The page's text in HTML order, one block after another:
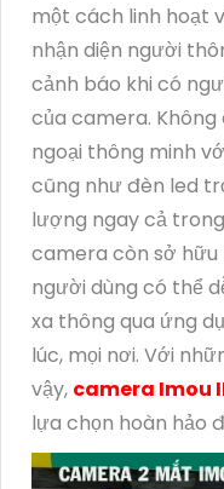
một cách linh hoạt
nhận diện người
cảnh báo khi có
của camera.
ngoại thông minh
cũng như đèn led
lượng ngay cả
camera còn sở hữu
người dùng có thể
xa thông qua ứng
lúc, mọi nơi. Với
vậy, camera Imou
lựa chọn hoàn hảo